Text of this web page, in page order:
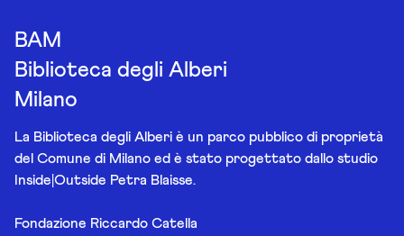
BAM
Biblioteca degli Alberi
Milano
La Biblioteca degli Alberi è un parco pubblico di proprietà
del Comune di Milano ed è stato progettato dallo studio
Inside|Outside Petra Blaisse.
Fondazione Riccardo Catella